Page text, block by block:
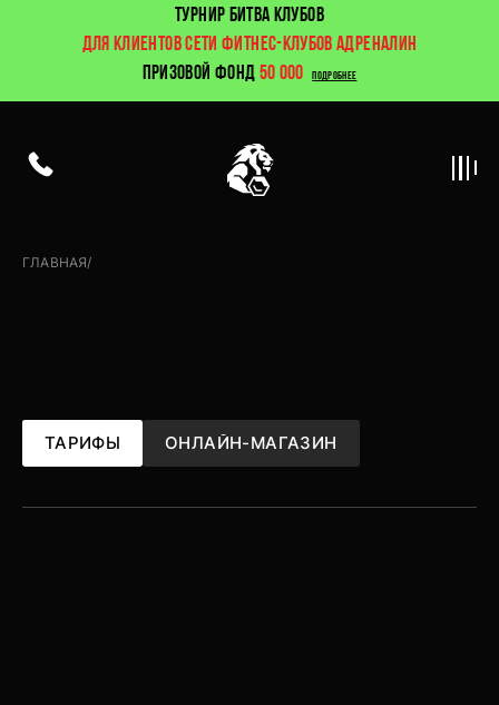
ТУРНИР БИТВА КЛУБОВ
ДЛЯ КЛИЕНТОВ СЕТИ ФИТНЕС-КЛУБОВ АДРЕНАЛИН
ПРИЗОВОЙ ФОНД 50 000 ПОДРОБНЕЕ
ГЛАВНАЯ/
Цены
ТАРИФЫ ОНЛАЙН-МАГАЗИН